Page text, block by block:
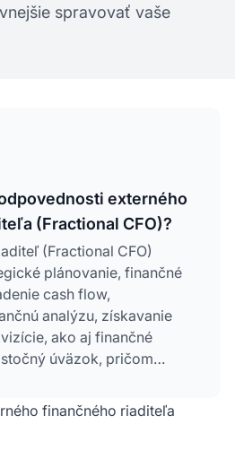
spravovať vaše
externého
(Fractional CFO)?
(Fractional CFO)
plánovanie, finančné
cash flow,
analýzu, získavanie
ako aj finančné
úväzok, pričom
nákladov na
finančného riaditeľa